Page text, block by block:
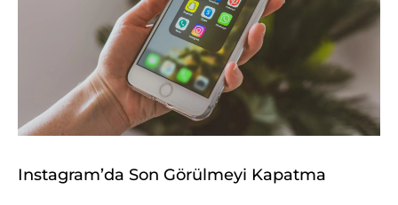
Instagram’da Son Görülmeyi Kapatma